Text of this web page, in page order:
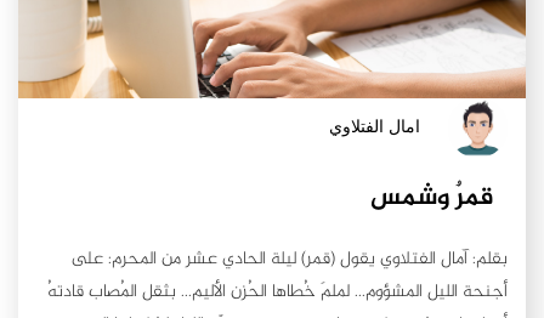
امال الفتلاوي
قمرٌ وشمس
بقلم: آمال الفتلاوي يقول (قمر) ليلة الحادي عشر من المحرم: على
أجنحة الليل المشؤوم... لملمَ خُطاها الحُزن الأليم... بثقل المُصاب قادتهُ